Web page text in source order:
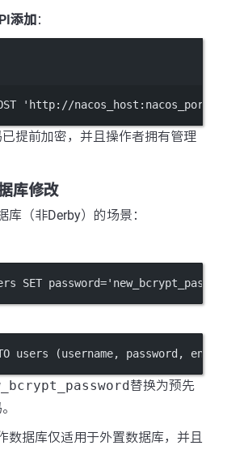
添加 ：
'http://nacos_host:nacos_port/nacos/
提前加密，并且操作者拥有管理
库修改
库（非Derby）的场景：
SET password='new_bcrypt_password'
users (username, password , enabled
替换为预先
数据库仅适用于外置数据库，并且